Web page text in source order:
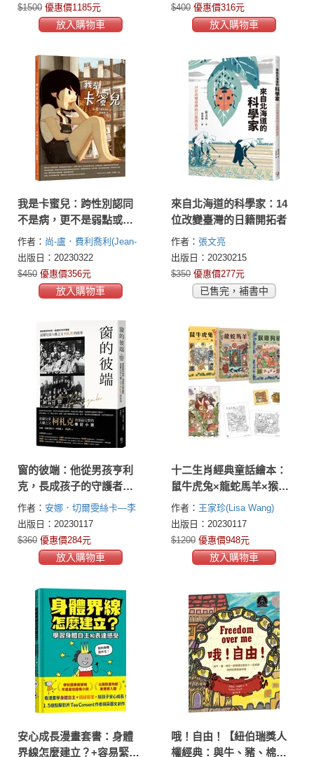
$1500 優惠價1185元
放入購物車
$400 優惠價316元
放入購物車
我是卡蜜兒：跨性別認同
不是病，更不是弱點或問
題！世上會有人理解你真
實的樣子【聯合國兒童基
金會獲獎作品】
作者： 尚-盧．費利喬利(Jean-
Loup Felicioli)
出版日：20230322
$450 優惠價356元
放入購物車
來自北海道的科學家：14
位改變臺灣的日籍開拓者
作者： 張文亮
出版日：20230215
$350 優惠價277元
已售完，補書中
窗的彼端：他從男孩亨利
克，長成孩子的守護者
——波蘭兒童人權之父柯
札克的故事
作者： 安娜．切爾雯絲卡—李
德爾(Anna Czerwińska-Rydel)
出版日：20230117
$360 優惠價284元
放入購物車
十二生肖經典童話繪本：
鼠牛虎兔×龍蛇馬羊×猴雞
狗豬（套書共三冊）【首
刷限量好禮：作繪者印刷
簽名海報一張+精緻著色畫
卡兩張+萬用小卡片兩張】
作者： 王家珍(Lisa Wang)
出版日：20230117
$1200 優惠價948元
放入購物車
安心成長漫畫套書：身體
界線怎麼建立？+容易緊張
哦！自由！【紐伯瑞獎人
權經典：與牛、豬、棉花